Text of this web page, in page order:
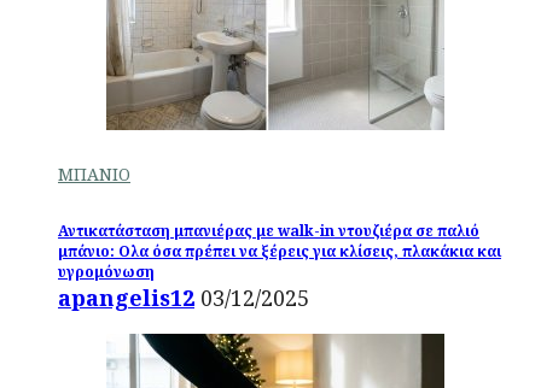
ΜΠΑΝΙΟ
Αντικατάσταση μπανιέρας με walk-in ντουζιέρα σε παλιό
μπάνιο: Ολα όσα πρέπει να ξέρεις για κλίσεις, πλακάκια και
υγρομόνωση
apangelis12 03/12/2025